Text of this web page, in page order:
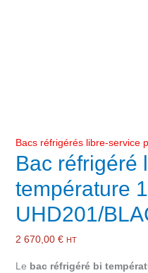
Bacs réfrigérés libre-service
Bac réfrigéré
température
UHD201/
2 670,00 € HT
Le bac réfrigéré bi